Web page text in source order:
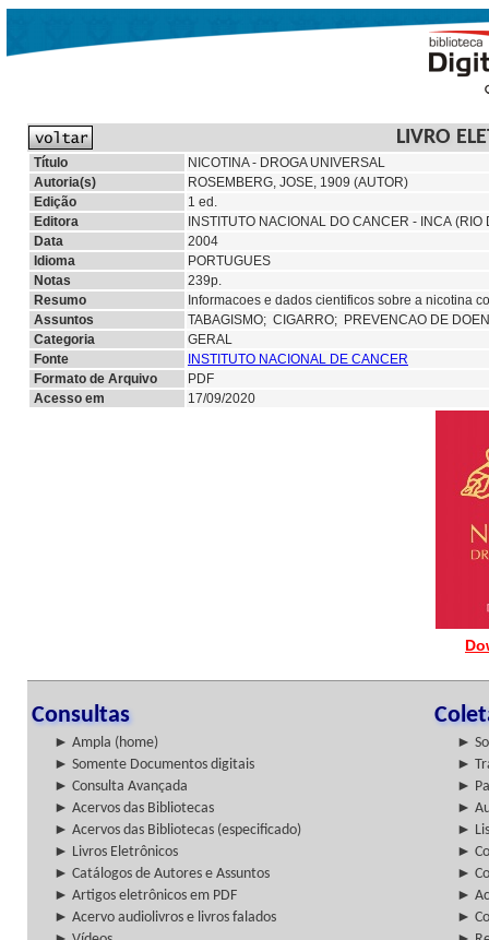
LIVRO
Título
NICOTINA - DROGA UNIVERSAL
Autoria(s)
ROSEMBERG, JOSE, 1909 (AUTOR)
Edição
1 ed.
Editora
INSTITUTO NACIONAL DO CANCER - INCA (RIO
Data
2004
Idioma
PORTUGUES
Notas
239p.
Resumo
Informacoes e dados cientificos sobre a nicotina
Assuntos
TABAGISMO; CIGARRO; PREVENCAO DE
Categoria
GERAL
Fonte
INSTITUTO NACIONAL DE CANCER
Formato de Arquivo
PDF
Acesso em
17/09/2020
Consultas
► Ampla (home)
►
► Somente Documentos digitais
►
► Consulta Avançada
►
► Acervos das Bibliotecas
►
► Acervos das Bibliotecas (especificado)
►
► Livros Eletrônicos
►
► Catálogos de Autores e Assuntos
►
► Artigos eletrônicos em PDF
►
► Acervo audiolivros e livros falados
►